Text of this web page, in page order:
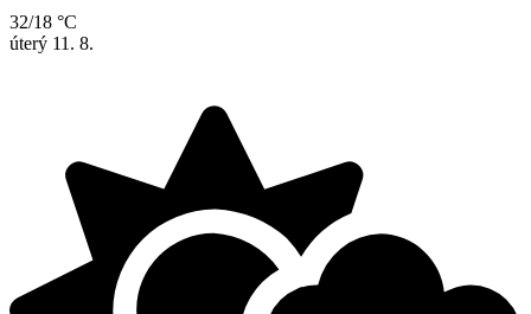
32/18 °C
úterý 11. 8.